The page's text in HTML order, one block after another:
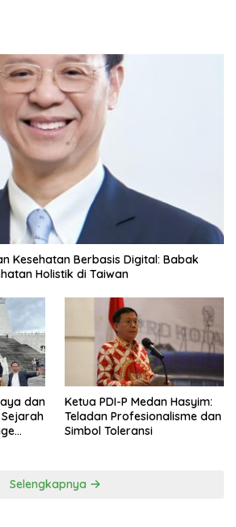
Kesehatan Berbasis Digital: Babak
Holistik di Taiwan
dan
Ketua PDI-P Medan Hasyim:
Teladan Profesionalisme dan
Simbol Toleransi
Selengkapnya